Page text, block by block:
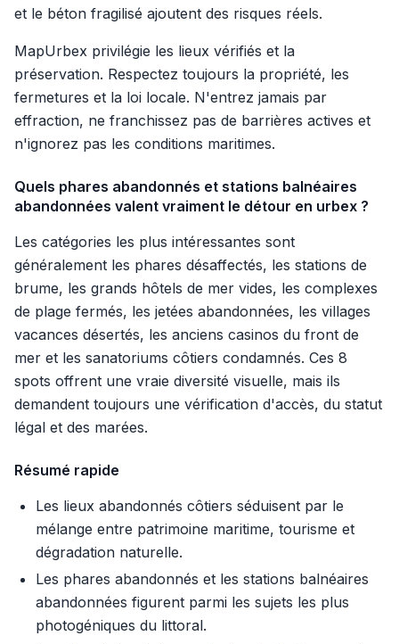
et le béton fragilisé ajoutent des risques réels.
MapUrbex privilégie les lieux vérifiés et la
préservation. Respectez toujours la propriété, les
fermetures et la loi locale. N'entrez jamais par
effraction, ne franchissez pas de barrières actives et
n'ignorez pas les conditions maritimes.
Quels phares abandonnés et stations balnéaires
abandonnées valent vraiment le détour en urbex ?
Les catégories les plus intéressantes sont
généralement les phares désaffectés, les stations de
brume, les grands hôtels de mer vides, les complexes
de plage fermés, les jetées abandonnées, les villages
vacances désertés, les anciens casinos du front de
mer et les sanatoriums côtiers condamnés. Ces 8
spots offrent une vraie diversité visuelle, mais ils
demandent toujours une vérification d'accès, du statut
légal et des marées.
Résumé rapide
Les lieux abandonnés côtiers séduisent par le
mélange entre patrimoine maritime, tourisme et
dégradation naturelle.
Les phares abandonnés et les stations balnéaires
abandonnées figurent parmi les sujets les plus
photogéniques du littoral.